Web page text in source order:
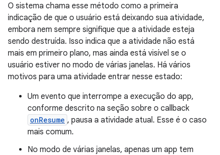
O sistema chama esse método como a primeira
indicação de que o usuário está deixando sua atividade,
embora nem sempre signifique que a atividade esteja
sendo destruída. Isso indica que a atividade não está
mais em primeiro plano, mas ainda está visível se o
usuário estiver no modo de várias janelas. Há vários
motivos para uma atividade entrar nesse estado:
Um evento que interrompe a execução do app,
conforme descrito na seção sobre o callback
onResume , pausa a atividade atual. Esse é o caso
mais comum.
No modo de várias janelas, apenas um app tem